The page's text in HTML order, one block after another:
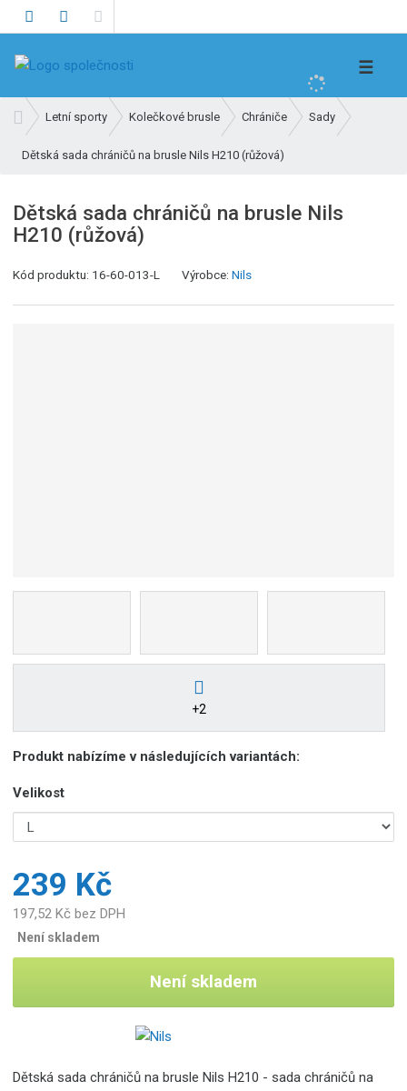
e
t
☰
v
o
í
s
r
Letní sporty Kolečkové brusle Chrániče Sady
Dětská sada chráničů na brusle Nils H210 (růžová)
Dětská sada chráničů na brusle Nils
H210 (růžová)
Kód produktu: 16-60-013-L Výrobce:Nils
+2
Produkt nabízíme v následujících variantách:
Velikost
239 Kč
197,52 Kč bez DPH
Není skladem
Není skladem
Dětská sada chráničů na brusle Nils H210 - sada chráničů na